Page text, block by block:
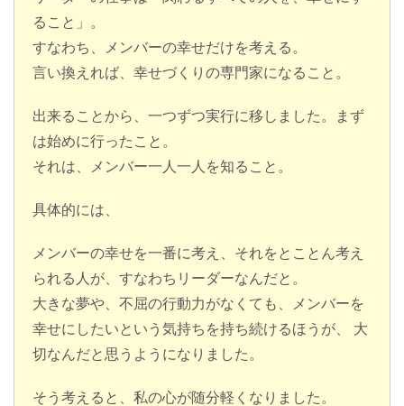
ること」。
すなわち、メンバーの幸せだけを考える。
言い換えれば、幸せづくりの専門家になること。
出来ることから、一つずつ実行に移しました。まず
は始めに行ったこと。
それは、メンバー一人一人を知ること。
具体的には、
メンバーの幸せを一番に考え、それをとことん考え
られる人が、すなわちリーダーなんだと。
大きな夢や、不屈の行動力がなくても、メンバーを
幸せにしたいという気持ちを持ち続けるほうが、 大
切なんだと思うようになりました。
そう考えると、私の心が随分軽くなりました。